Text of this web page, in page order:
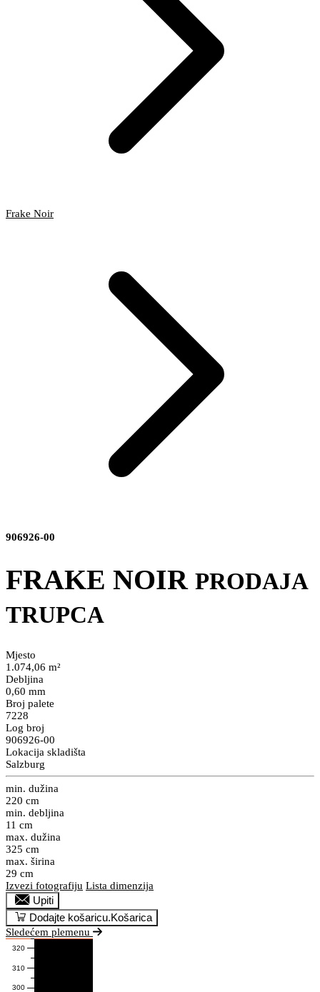
Frake Noir
906926-00
FRAKE NOIR PRODAJA
TRUPCA
Mjesto
1.074,06 m²
Debljina
0,60 mm
Broj palete
7228
Log broj
906926-00
Lokacija skladišta
Salzburg
min. dužina
220 cm
min. debljina
11 cm
max. dužina
325 cm
max. širina
29 cm
Izvezi fotografiju Lista dimenzija
Upiti
Dodajte košaricu.Košarica
Sledećem plemenu
300
310
320